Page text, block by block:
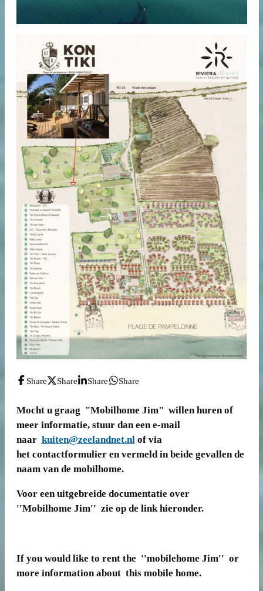
Share Share Share Share
Mocht u graag "Mobilhome Jim" willen huren of
meer informatie, stuur dan een e-mail
naar kuiten@zeelandnet.nl of via
het contactformulier en vermeld in beide gevallen de
naam van de mobilhome.
Voor een uitgebreide documentatie over
''Mobilhome Jim'' zie op de link hieronder.
If you would like to rent the ''mobilehome Jim'' or
more information about this mobile home.